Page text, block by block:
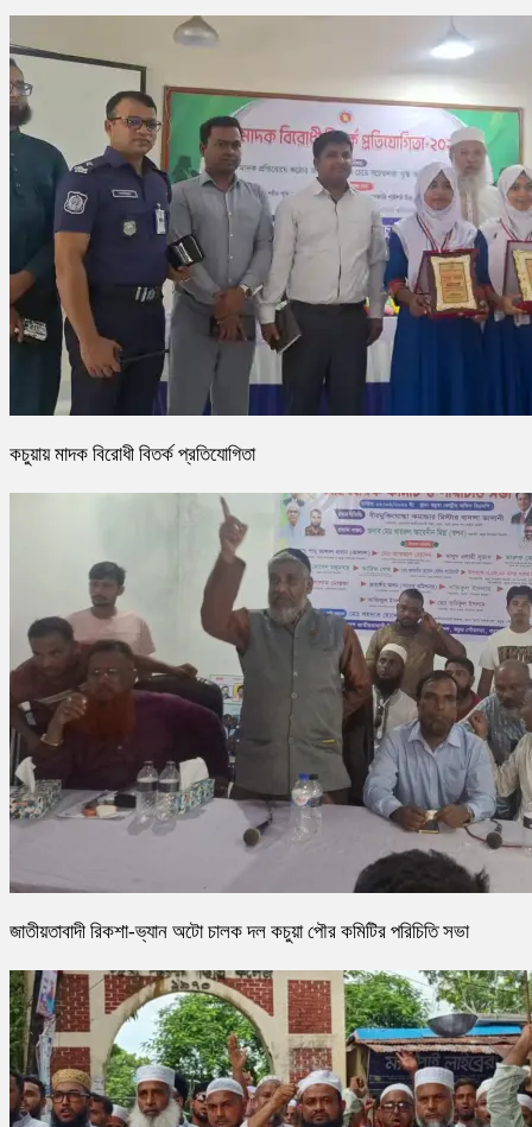
কচুয়ায় মাদক বিরোধী বিতর্ক প্রতিযোগিতা
জাতীয়তাবাদী রিকশা-ভ্যান অটো চালক দল কচুয়া পৌর কমিটির পরিচিতি সভা